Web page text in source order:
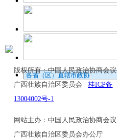
版权所有：中国人民政治协商会议
广西壮族自治区委员会 桂ICP备
13004002号-1
网站主办：中国人民政治协商会议
广西壮族自治区委员会办公厅